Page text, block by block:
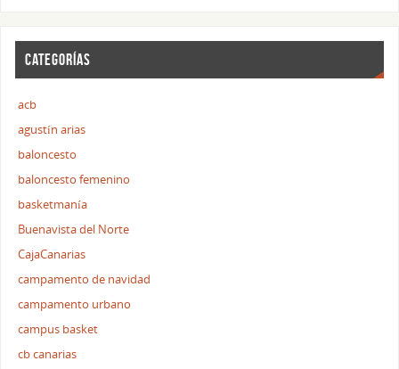
CATEGORÍAS
acb
agustín arias
baloncesto
baloncesto femenino
basketmanía
Buenavista del Norte
CajaCanarias
campamento de navidad
campamento urbano
campus basket
cb canarias